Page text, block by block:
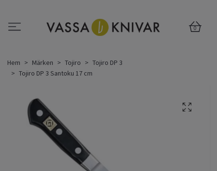
0
Hem Märken Tojiro
Tojiro DP 3
Tojiro DP 3 Santoku 17 cm